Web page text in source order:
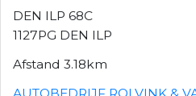
DEN ILP 68C
1127PG DEN ILP
Afstand 3.18km
AUTOBEDRIJF ROLVINK &